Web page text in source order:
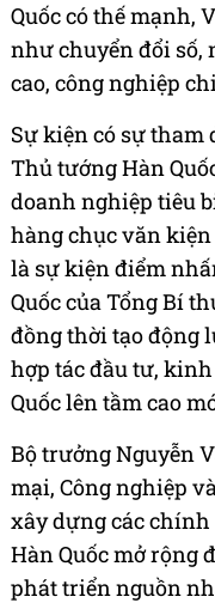
Quốc có thế mạnh,
như chuyển đổi số,
cao, công nghiệp
Sự kiện có sự tham
Thủ tướng Hàn
doanh nghiệp tiêu
hàng chục văn
là sự kiện điểm
Quốc của Tổng Bí
đồng thời tạo động
hợp tác đầu tư,
Quốc lên tầm cao
Bộ trưởng Nguyễn
mại, Công nghiệp
xây dựng các
Hàn Quốc mở rộng
phát triển nguồn